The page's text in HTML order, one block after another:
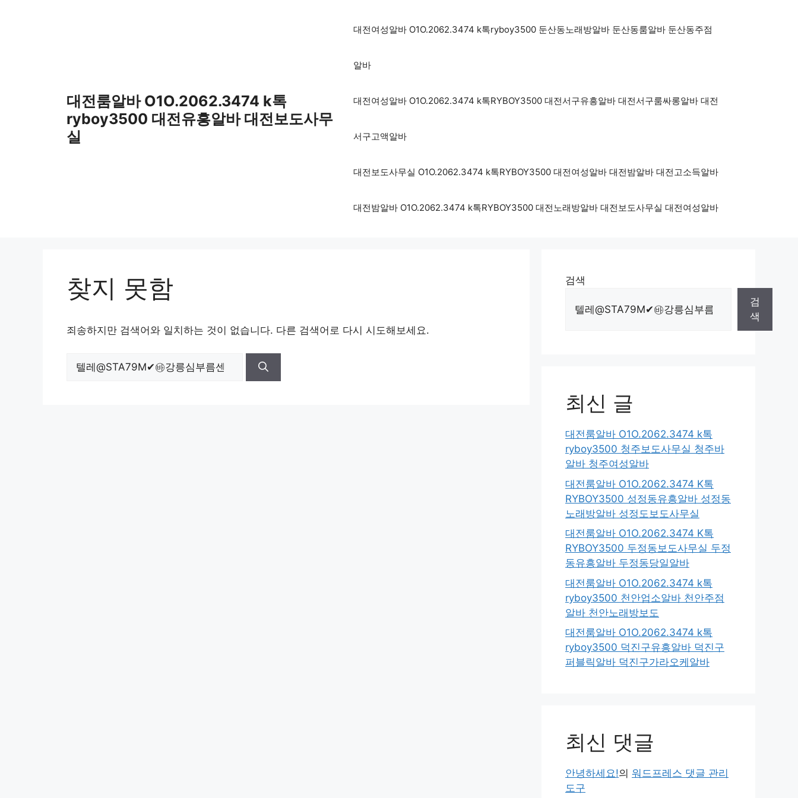
대전룸알바 O1O.2062.3474 k톡
ryboy3500 대전유흥알바 대전보도사무
실
대전여성알바 O1O.2062.3474 k톡ryboy3500 둔산동노래방알바 둔산동룸알바 둔산동주점
알바
대전여성알바 O1O.2062.3474 k톡RYBOY3500 대전서구유흥알바 대전서구룸싸롱알바 대전
서구고액알바
대전보도사무실 O1O.2062.3474 k톡RYBOY3500 대전여성알바 대전밤알바 대전고소득알바
대전밤알바 O1O.2062.3474 k톡RYBOY3500 대전노래방알바 대전보도사무실 대전여성알바
찾지 못함
죄송하지만 검색어와 일치하는 것이 없습니다. 다른 검색어로 다시 시도해보세요.
색:
검색
검
색
최신 글
대전룸알바 O1O.2062.3474 k톡
ryboy3500 청주보도사무실 청주바
알바 청주여성알바
대전룸알바 O1O.2062.3474 K톡
RYBOY3500 성정동유흥알바 성정동
노래방알바 성정도보도사무실
대전룸알바 O1O.2062.3474 K톡
RYBOY3500 두정동보도사무실 두정
동유흥알바 두정동당일알바
대전룸알바 O1O.2062.3474 k톡
ryboy3500 천안업소알바 천안주점
알바 천안노래방보도
대전룸알바 O1O.2062.3474 k톡
ryboy3500 덕진구유흥알바 덕진구
퍼블릭알바 덕진구가라오케알바
최신 댓글
안녕하세요!의 워드프레스 댓글 관리
도구